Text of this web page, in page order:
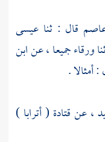
قال : ثنا عيسى
ورقاءجميعا ، عنابن
أمثالا .
، عنقتادة ( أترابا )